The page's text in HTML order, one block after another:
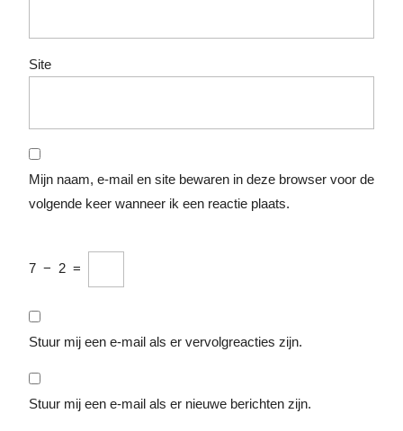
Site
Mijn naam, e-mail en site bewaren in deze browser voor de
volgende keer wanneer ik een reactie plaats.
7 − 2 =
Stuur mij een e-mail als er vervolgreacties zijn.
Stuur mij een e-mail als er nieuwe berichten zijn.